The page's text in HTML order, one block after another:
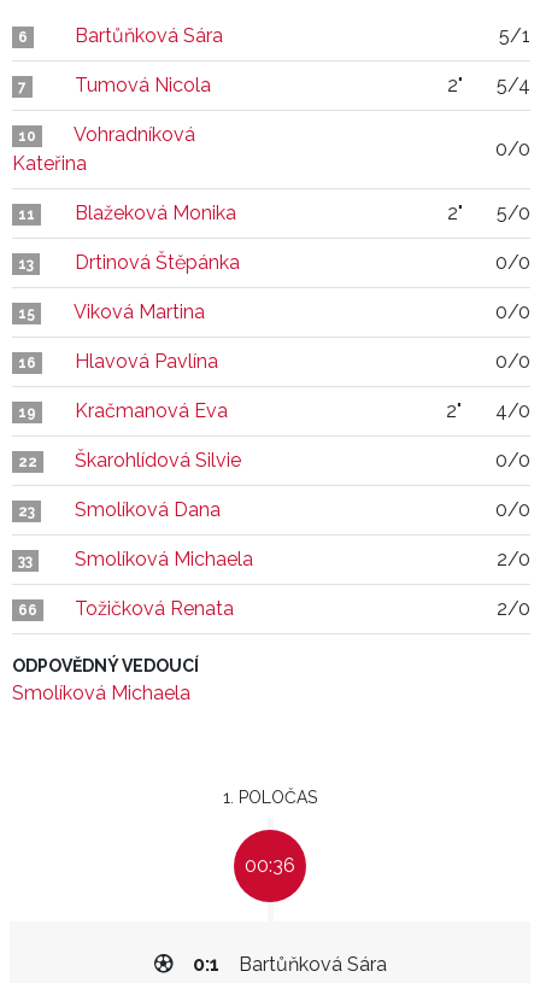
6 Bartůňková Sára 5/1
7 Tumová Nicola 2" 5/4
10
Vohradníková
Kateřina
0/0
11 Blažeková Monika 2" 5/0
13 Drtinová Štěpánka 0/0
15 Viková Martina 0/0
16 Hlavová Pavlína 0/0
19 Kračmanová Eva 2" 4/0
22 Škarohlídová Silvie 0/0
23 Smolíková Dana 0/0
33 Smolíková Michaela 2/0
66 Tožičková Renata 2/0
ODPOVĚDNÝ VEDOUCÍ
Smolíková Michaela
1. POLOČAS
00:36
Bartůňková Sára
0:1